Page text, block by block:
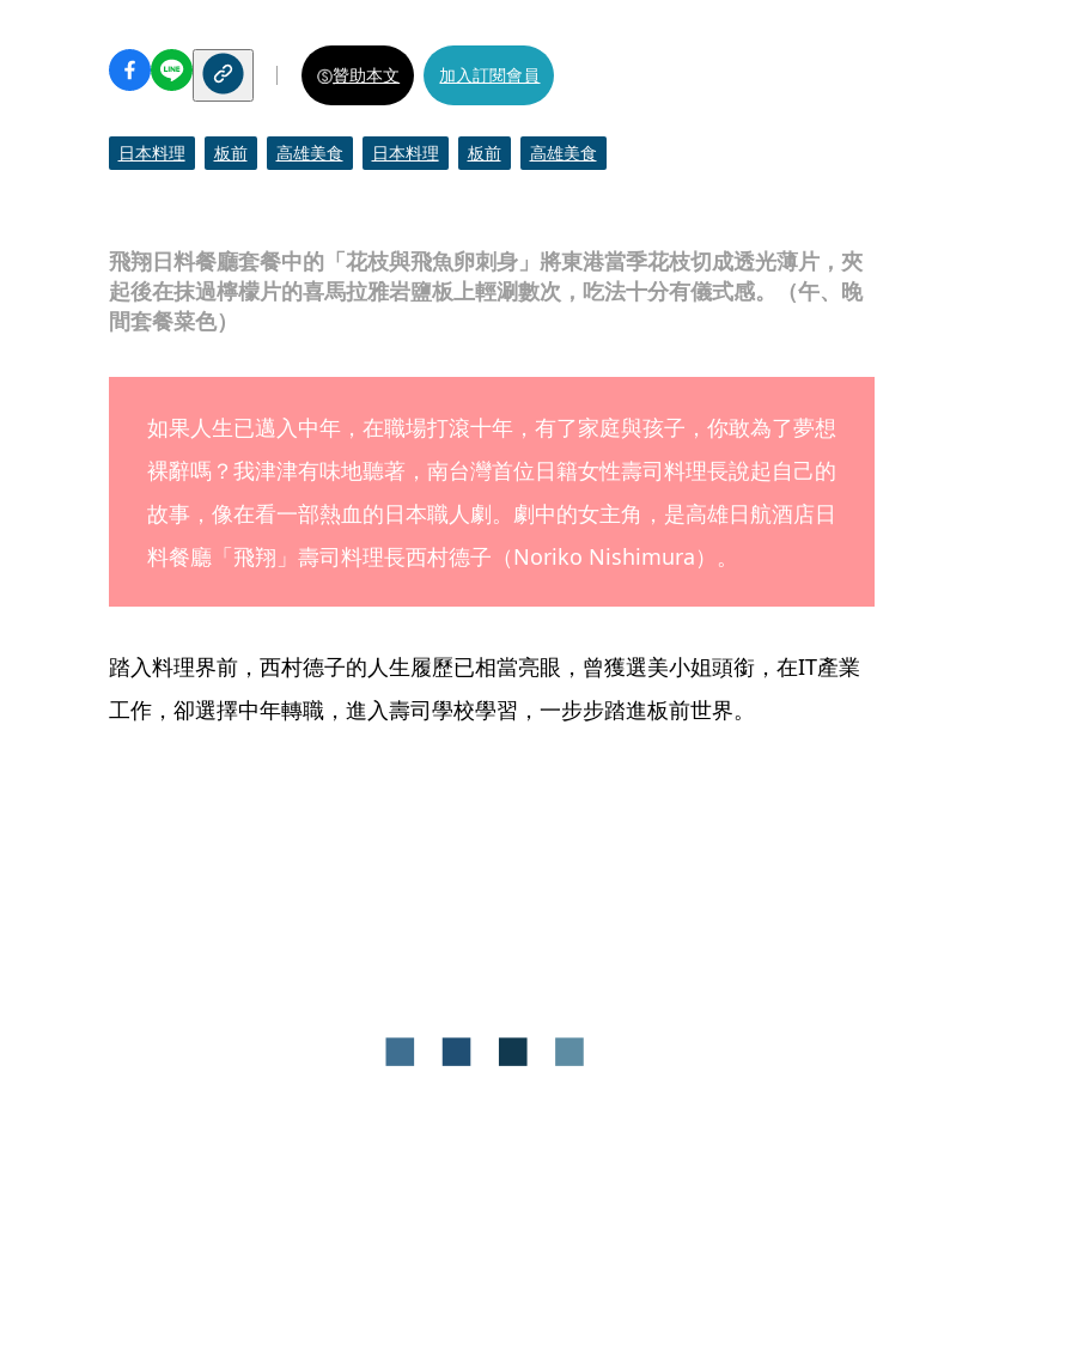
飛翔日料餐廳套餐中的「花枝與飛魚卵刺身」將東港當季花枝切成透光薄片，夾
起後在抹過檸檬片的喜馬拉雅岩鹽板上輕涮數次，吃法十分有儀式感。（午、晚
間套餐菜色）
贊助本文 加入訂閱會員
日本料理 板前 高雄美食 日本料理 板前 高雄美食
如果人生已邁入中年，在職場打滾十年，有了家庭與孩子，你敢為了夢想
裸辭嗎？我津津有味地聽著，南台灣首位日籍女性壽司料理長說起自己的
故事，像在看一部熱血的日本職人劇。劇中的女主角，是高雄日航酒店日
料餐廳「飛翔」壽司料理長西村德子（Noriko Nishimura）。
踏入料理界前，西村德子的人生履歷已相當亮眼，曾獲選美小姐頭銜，在IT產業
工作，卻選擇中年轉職，進入壽司學校學習，一步步踏進板前世界。